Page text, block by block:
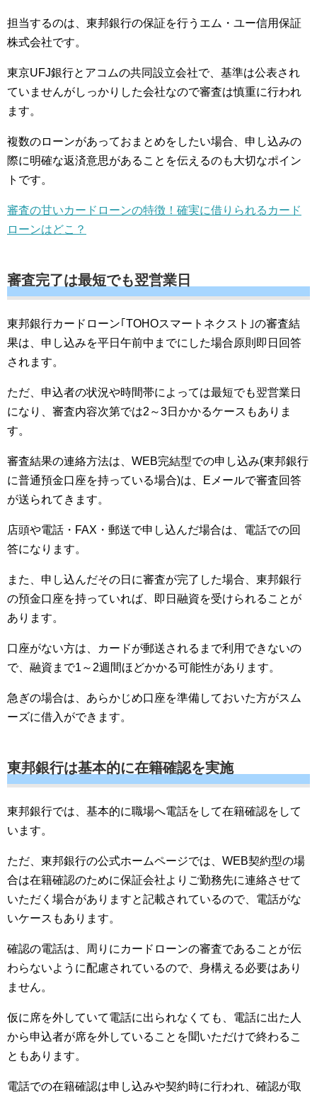
担当するのは、東邦銀行の保証を行うエム・ユー信用保証
株式会社です。
東京UFJ銀行とアコムの共同設立会社で、基準は公表され
ていませんがしっかりした会社なので審査は慎重に行われ
ます。
複数のローンがあっておまとめをしたい場合、申し込みの
際に明確な返済意思があることを伝えるのも大切なポイン
トです。
審査の甘いカードローンの特徴！確実に借りられるカード
ローンはどこ？
審査完了は最短でも翌営業日
東邦銀行カードローン｢TOHOスマートネクスト｣の審査結
果は、申し込みを平日午前中までにした場合原則即日回答
されます。
ただ、申込者の状況や時間帯によっては最短でも翌営業日
になり、審査内容次第では2～3日かかるケースもありま
す。
審査結果の連絡方法は、WEB完結型での申し込み(東邦銀行
に普通預金口座を持っている場合)は、Eメールで審査回答
が送られてきます。
店頭や電話・FAX・郵送で申し込んだ場合は、電話での回
答になります。
また、申し込んだその日に審査が完了した場合、東邦銀行
の預金口座を持っていれば、即日融資を受けられることが
あります。
口座がない方は、カードが郵送されるまで利用できないの
で、融資まで1～2週間ほどかかる可能性があります。
急ぎの場合は、あらかじめ口座を準備しておいた方がスム
ーズに借入ができます。
東邦銀行は基本的に在籍確認を実施
東邦銀行では、基本的に職場へ電話をして在籍確認をして
います。
ただ、東邦銀行の公式ホームページでは、WEB契約型の場
合は在籍確認のために保証会社よりご勤務先に連絡させて
いただく場合がありますと記載されているので、電話がな
いケースもあります。
確認の電話は、周りにカードローンの審査であることが伝
わらないように配慮されているので、身構える必要はあり
ません。
仮に席を外していて電話に出られなくても、電話に出た人
から申込者が席を外していることを聞いただけで終わるこ
ともあります。
電話での在籍確認は申し込みや契約時に行われ、確認が取